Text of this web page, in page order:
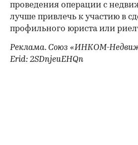
проведения операции с
лучше привлечь к участию в
профильного юриста или
Реклама. Союз «ИНКОМ-
Erid: 2SDnjeuEHQn